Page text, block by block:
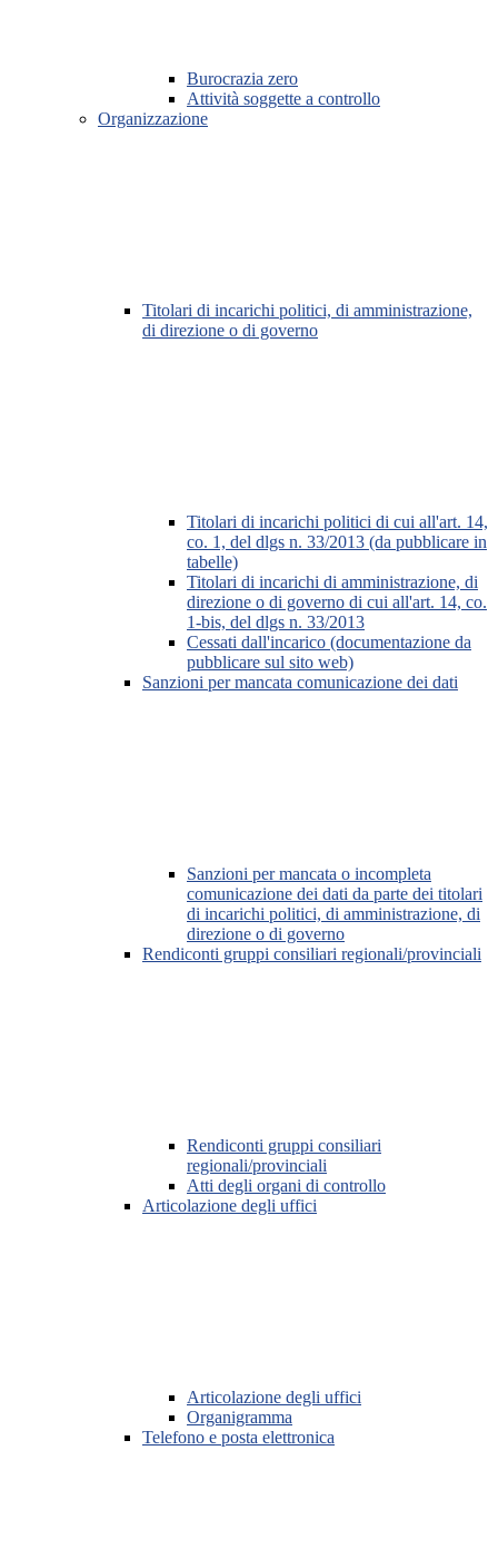
Burocrazia zero
Attività soggette a controllo
Organizzazione
Titolari di incarichi politici, di amministrazione,
di direzione o di governo
Titolari di incarichi politici di cui all'art. 14,
co. 1, del dlgs n. 33/2013 (da pubblicare in
tabelle)
Titolari di incarichi di amministrazione, di
direzione o di governo di cui all'art. 14, co.
1-bis, del dlgs n. 33/2013
Cessati dall'incarico (documentazione da
pubblicare sul sito web)
Sanzioni per mancata comunicazione dei dati
Sanzioni per mancata o incompleta
comunicazione dei dati da parte dei titolari
di incarichi politici, di amministrazione, di
direzione o di governo
Rendiconti gruppi consiliari regionali/provinciali
Rendiconti gruppi consiliari
regionali/provinciali
Atti degli organi di controllo
Articolazione degli uffici
Articolazione degli uffici
Organigramma
Telefono e posta elettronica